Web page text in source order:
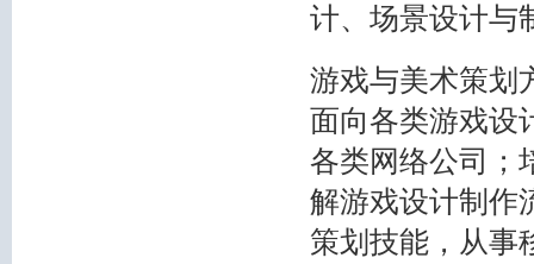
计、场景设计与
游戏与美术策划
面向各类游戏设
各类网络公司；
解游戏设计制作
策划技能，从事